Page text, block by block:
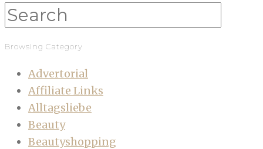
Browsing Category
Advertorial
Affiliate Links
Alltagsliebe
Beauty
Beautyshopping